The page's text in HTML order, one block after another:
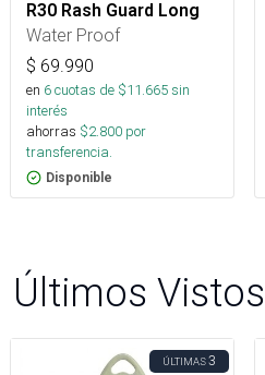
R30 Rash Guard Long
Water Proof
$ 69.990
en 6cuotas de $11.665sin
interés
ahorras $2.800 por
transferencia.
Disponible
Últimos Vistos
ÚLTIMAS3